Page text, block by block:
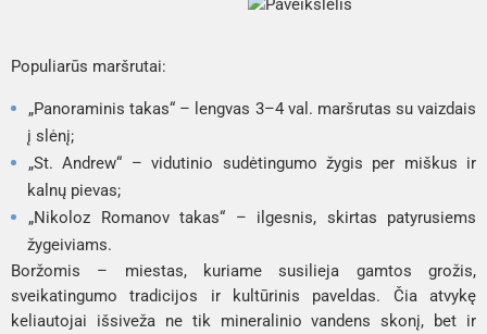
Populiarūs maršrutai:
„Panoraminis takas“ – lengvas 3–4 val. maršrutas su vaizdais
į slėnį;
„St. Andrew“ – vidutinio sudėtingumo žygis per miškus ir
kalnų pievas;
„Nikoloz Romanov takas“ – ilgesnis, skirtas patyrusiems
žygeiviams.
Boržomis – miestas, kuriame susilieja gamtos grožis,
sveikatingumo tradicijos ir kultūrinis paveldas. Čia atvykę
keliautojai išsiveža ne tik mineralinio vandens skonį, bet ir